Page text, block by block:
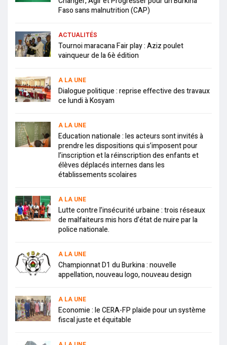
Faso sans malnutrition (CAP)
ACTUALITÉS
Tournoi maracana Fair play : Aziz poulet
vainqueur de la 6è édition
A LA UNE
Dialogue politique : reprise effective des travaux
ce lundi à Kosyam
A LA UNE
Education nationale : les acteurs sont invités à
prendre les dispositions qui s’imposent pour
l’inscription et la réinscription des enfants et
élèves déplacés internes dans les
établissements scolaires
A LA UNE
Lutte contre l’insécurité urbaine : trois réseaux
de malfaiteurs mis hors d’état de nuire par la
police nationale.
A LA UNE
Championnat D1 du Burkina : nouvelle
appellation, nouveau logo, nouveau design
A LA UNE
Economie : le CERA-FP plaide pour un système
fiscal juste et équitable